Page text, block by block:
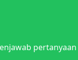
pertanyaan